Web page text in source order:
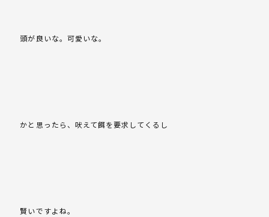
頭が良いな。可愛いな。
かと思ったら、吠えて餌を要求してくるし
賢いですよね。